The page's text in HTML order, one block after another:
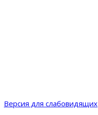
Версия для слабовидящих